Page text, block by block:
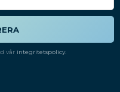
vår integritetspolicy.